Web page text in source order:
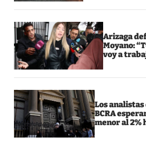
Arizaga
Moyano:
voy a
Los
BCRA
menor al 2%